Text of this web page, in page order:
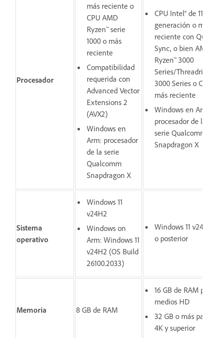
Procesador
más reciente o
CPU AMD
Ryzen™ serie
1000 o más
reciente
Compatibilidad
requerida con
Advanced Vector
Extensions 2
(AVX2)
Windows en
Arm: procesador
de la serie
Qualcomm
Snapdragon X
CPU Intel® de 11.ª
generación o más
reciente con Quick
Sync, o bien AMD
Ryzen™ 3000
Series/Threadripper
3000 Series o CPU
más reciente
Windows en Arm:
procesador de la
serie Qualcomm
Snapdragon X
Sistema
operativo
Windows 11
v24H2
Windows on
Arm: Windows 11
v24H2 (OS Build
26100.2033)
Windows 11 v24H2
o posterior
Memoria 8 GB de RAM
16 GB de RAM para
medios HD
32 GB o más para
4K y superior